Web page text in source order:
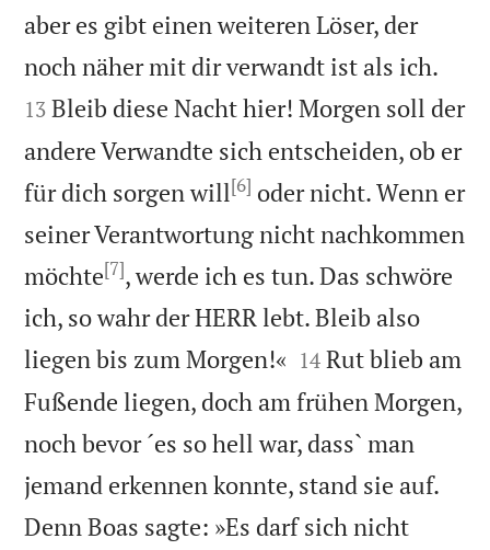
aber es gibt einen weiteren Löser, der
noch näher mit dir verwandt ist als ich.
13 Bleib diese Nacht hier! Morgen soll der
andere Verwandte sich entscheiden, ob er
für dich sorgen will[6] oder nicht. Wenn er
seiner Verantwortung nicht nachkommen
möchte[7], werde ich es tun. Das schwöre
ich, so wahr der HERR lebt. Bleib also
liegen bis zum Morgen!« 

14 Rut blieb am
Fußende liegen, doch am frühen Morgen,
noch bevor ´es so hell war, dass` man
jemand erkennen konnte, stand sie auf.
Denn Boas sagte: »Es darf sich nicht